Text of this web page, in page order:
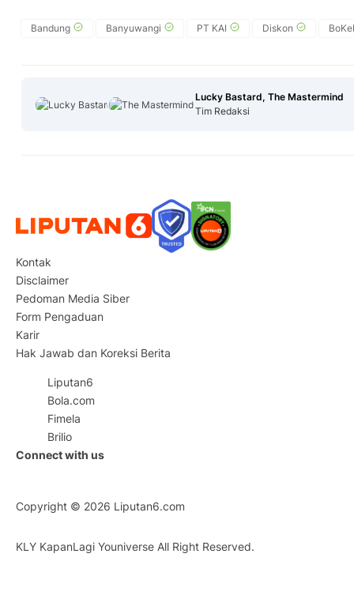
Bandung Banyuwangi PT KAI Diskon
Lucky Bastard, The Mastermind
Tim Redaksi
Kontak
Disclaimer
Pedoman Media Siber
Form Pengaduan
Karir
Hak Jawab dan Koreksi Berita
Liputan6
Bola.com
Fimela
Brilio
Connect with us
Copyright © 2026 Liputan6.com
KLY KapanLagi Youniverse All Right Reserved.